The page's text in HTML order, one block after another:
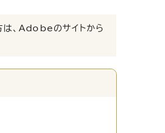
は、Adobeのサイトから